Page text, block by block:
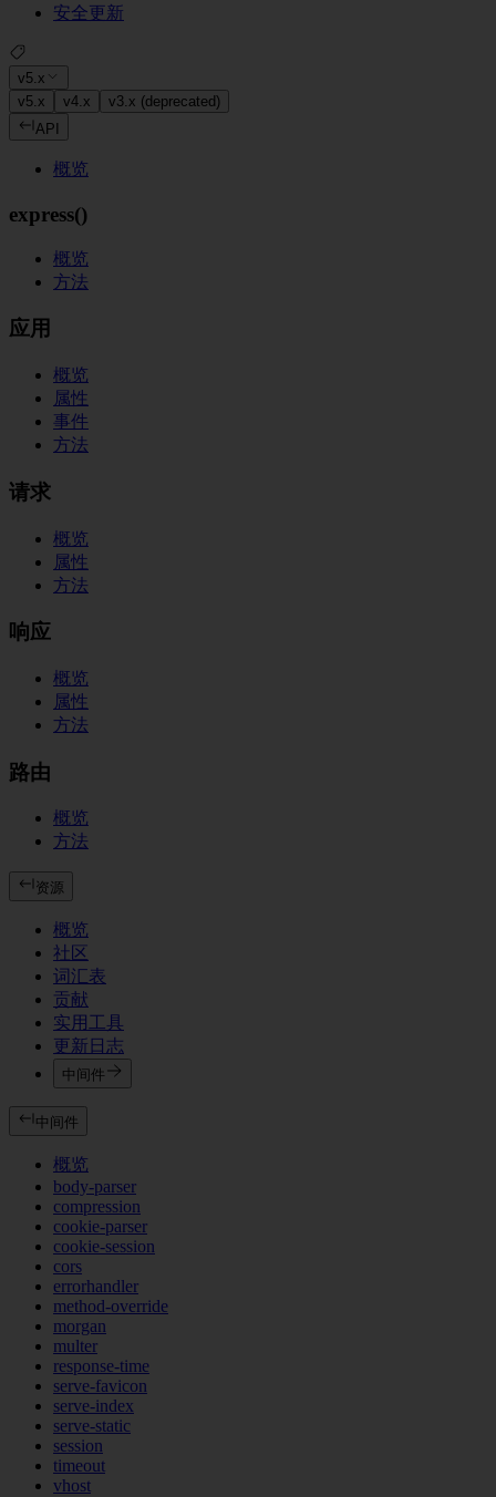
安全更新
v5.x
v5.x
v4.x
v3.x (deprecated)
API
概览
express()
概览
方法
应用
概览
属性
事件
方法
请求
概览
属性
方法
响应
概览
属性
方法
路由
概览
方法
资源
概览
社区
词汇表
贡献
实用工具
更新日志
中间件
中间件
概览
body-parser
compression
cookie-parser
cookie-session
cors
errorhandler
method-override
morgan
multer
response-time
serve-favicon
serve-index
serve-static
session
timeout
vhost